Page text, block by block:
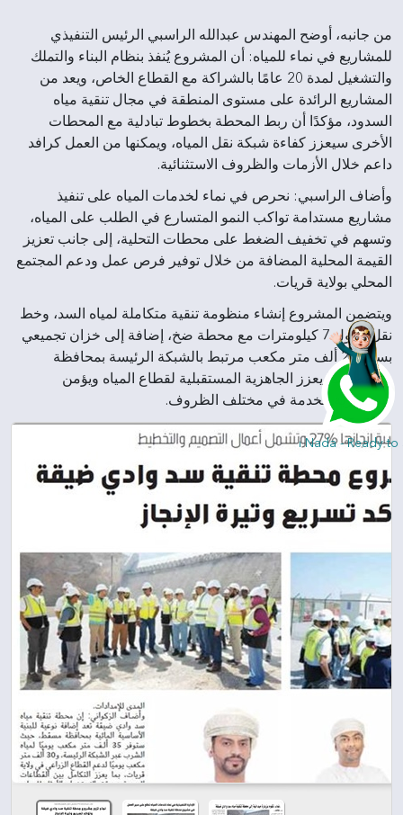
Hi, I am Nada - Ready to
من جانبه، أوضح المهندس عبدالله الراسبي الرئيس التنفيذي
للمشاريع في نماء للمياه: أن المشروع يُنفذ بنظام البناء والتملك
والتشغيل لمدة 20 عامًا بالشراكة مع القطاع الخاص، ويعد من
المشاريع الرائدة على مستوى المنطقة في مجال تنقية مياه
السدود، مؤكدًا أن ربط المحطة بخطوط تبادلية مع المحطات
الأخرى سيعزز كفاءة شبكة نقل المياه، ويمكنها من العمل كرافد
داعم خلال الأزمات والظروف الاستثنائية.
وأضاف الراسبي: نحرص في نماء لخدمات المياه على تنفيذ
مشاريع مستدامة تواكب النمو المتسارع في الطلب على المياه،
وتسهم في تخفيف الضغط على محطات التحلية، إلى جانب تعزيز
القيمة المحلية المضافة من خلال توفير فرص عمل ودعم المجتمع
المحلي بولاية قريات.
ويتضمن المشروع إنشاء منظومة تنقية متكاملة لمياه السد، وخط
نقل بطول 7 كيلومترات مع محطة ضخ، إضافة إلى خزان تجميعي
بسعة 20 ألف متر مكعب مرتبط بالشبكة الرئيسة بمحافظة
مسقط، بما يعزز الجاهزية المستقبلية لقطاع المياه ويؤمن
استمرارية الخدمة في مختلف الظروف.